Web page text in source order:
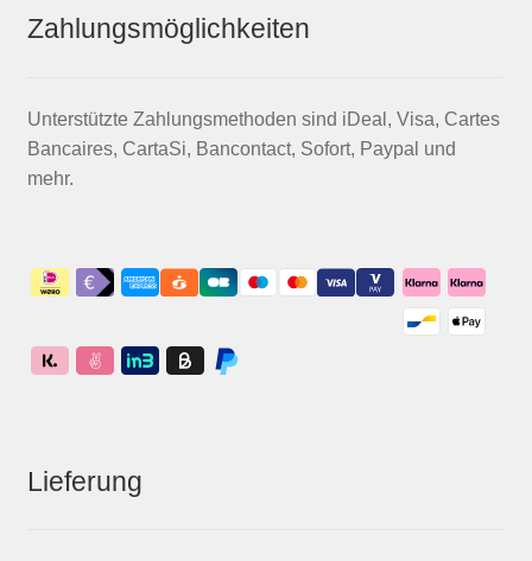
Zahlungsmöglichkeiten
Unterstützte Zahlungsmethoden sind iDeal, Visa, Cartes
Bancaires, CartaSi, Bancontact, Sofort, Paypal und
mehr.
Lieferung